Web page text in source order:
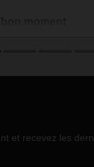
courts, une
du client.
et recevez les